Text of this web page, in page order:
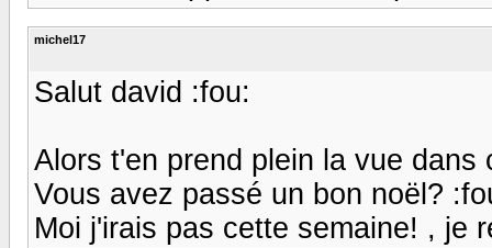
michel17
Salut david :fou:
Alors t'en prend plein la vue dans
Vous avez passé un bon noël?
Moi j'irais pas cette semaine! , je